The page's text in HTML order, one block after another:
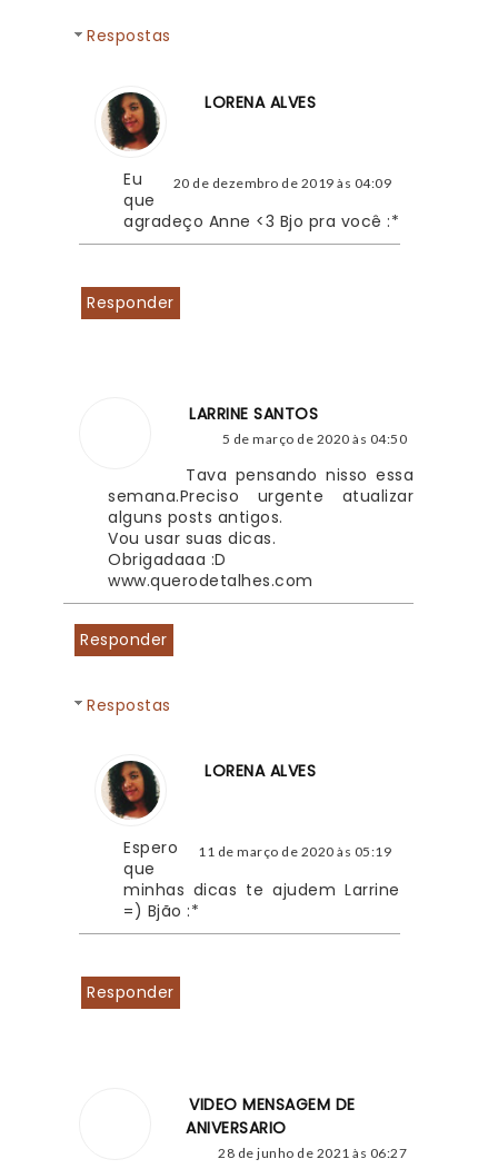
Respostas
LORENA ALVES
20 de dezembro de 2019 às 04:09
Eu
que
agradeço Anne <3 Bjo pra você :*
Responder
LARRINE SANTOS
5 de março de 2020 às 04:50
Tava pensando nisso essa
semana.Preciso urgente atualizar
alguns posts antigos.
Vou usar suas dicas.
Obrigadaaa :D
www.querodetalhes.com
Responder
Respostas
LORENA ALVES
11 de março de 2020 às 05:19
Espero
que
minhas dicas te ajudem Larrine
=) Bjão :*
Responder
VIDEO MENSAGEM DE
ANIVERSARIO
28 de junho de 2021 às 06:27